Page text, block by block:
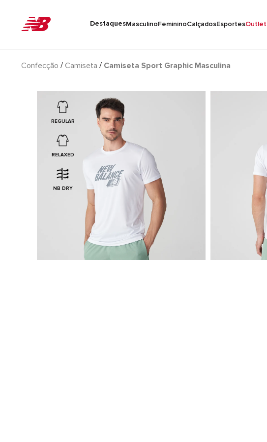
DestaquesMasculinoFemininoCalçadosEsportesOutlet
Confecção Camiseta Camiseta Sport Graphic Masculina
REGULAR
RELAXED
NB DRY